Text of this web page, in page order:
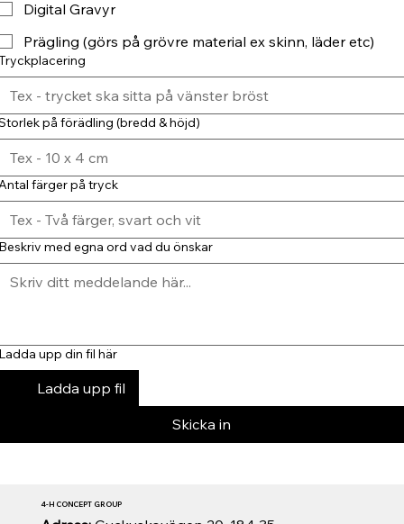
Digital Gravyr
Prägling (görs på grövre material ex skinn, läder etc)
på förädling (bredd & höjd)
färger på tryck
med egna ord vad du önskar
upp din fil här
Ladda upp fil
Skicka in
4-H CONCEPT GROUP